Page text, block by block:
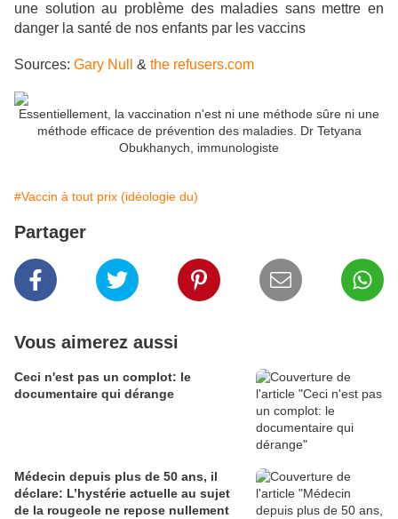
une solution au problème des maladies sans mettre en
danger la santé de nos enfants par les vaccins
Sources: Gary Null & the refusers.com
Essentiellement, la vaccination n'est ni une méthode sûre ni une
méthode efficace de prévention des maladies. Dr Tetyana
Obukhanych, immunologiste
#Vaccin à tout prix (idéologie du)
Partager
Vous aimerez aussi
Ceci n'est pas un complot: le
documentaire qui dérange
Médecin depuis plus de 50 ans, il
déclare: L’hystérie actuelle au sujet
de la rougeole ne repose nullement